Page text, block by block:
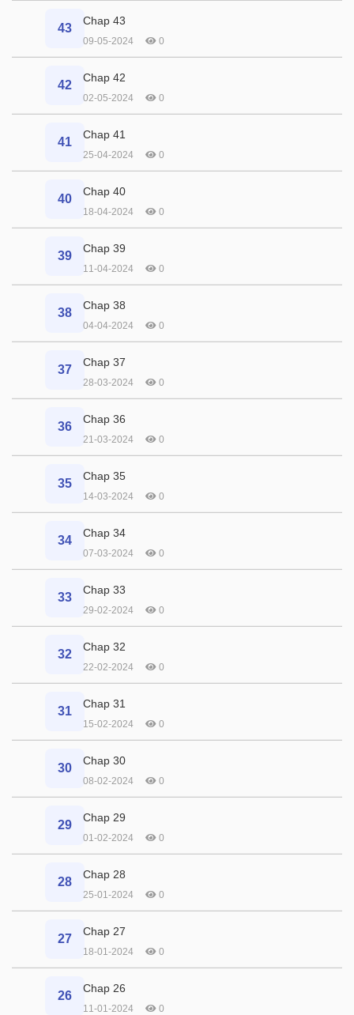
43
Chap 43
09-05-2024 0
42
Chap 42
02-05-2024 0
41
Chap 41
25-04-2024 0
40
Chap 40
18-04-2024 0
39
Chap 39
11-04-2024 0
38
Chap 38
04-04-2024 0
37
Chap 37
28-03-2024 0
36
Chap 36
21-03-2024 0
35
Chap 35
14-03-2024 0
34
Chap 34
07-03-2024 0
33
Chap 33
29-02-2024 0
32
Chap 32
22-02-2024 0
31
Chap 31
15-02-2024 0
30
Chap 30
08-02-2024 0
29
Chap 29
01-02-2024 0
28
Chap 28
25-01-2024 0
27
Chap 27
18-01-2024 0
26
Chap 26
11-01-2024 0